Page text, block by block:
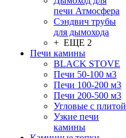
печи Атмосфера
Сэндвич трубы
для дымохода
+ ЕЩЕ 2
Печи камины
BLACK STOVE
Печи 50-100 м3
Печи 100-200 м3
Печи 200-500 м3
Угловые с плитой
Узкие печи
камины